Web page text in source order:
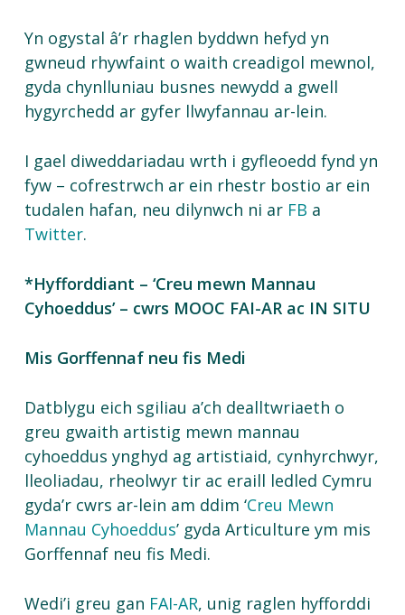
Yn ogystal â’r rhaglen byddwn hefyd yn
gwneud rhywfaint o waith creadigol mewnol,
gyda chynlluniau busnes newydd a gwell
hygyrchedd ar gyfer llwyfannau ar-lein.
I gael diweddariadau wrth i gyfleoedd fynd yn
fyw – cofrestrwch ar ein rhestr bostio ar ein
tudalen hafan, neu dilynwch ni ar FB a
Twitter.
*Hyfforddiant – ‘Creu mewn Mannau
Cyhoeddus’ – cwrs MOOC FAI-AR ac IN SITU
Mis Gorffennaf neu fis Medi
Datblygu eich sgiliau a’ch dealltwriaeth o
greu gwaith artistig mewn mannau
cyhoeddus ynghyd ag artistiaid, cynhyrchwyr,
lleoliadau, rheolwyr tir ac eraill ledled Cymru
gyda’r cwrs ar-lein am ddim ‘Creu Mewn
Mannau Cyhoeddus’ gyda Articulture ym mis
Gorffennaf neu fis Medi.
Wedi’i greu gan FAI-AR, unig raglen hyfforddi